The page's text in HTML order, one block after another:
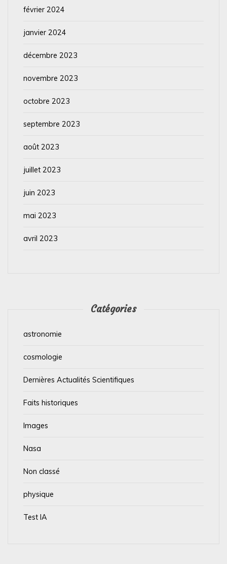
février 2024
janvier 2024
décembre 2023
novembre 2023
octobre 2023
septembre 2023
août 2023
juillet 2023
juin 2023
mai 2023
avril 2023
Catégories
astronomie
cosmologie
Dernières Actualités Scientifiques
Faits historiques
Images
Nasa
Non classé
physique
Test IA